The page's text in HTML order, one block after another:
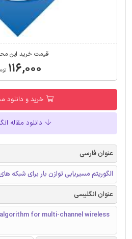
قیمت خرید این
۱۱۶,۰۰۰
خرید و
دانلود مقاله
عنوان فارسی
الگوریتم مسیریابی توازن بار برای شبکه
عنوان انگلیسی
for multi-channel wireless